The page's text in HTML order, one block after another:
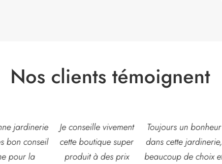
Nos clients témoignent
vivement
super
à des prix
Toujours un bonheur
dans cette jardinerie,
beaucoup de choix et
Très belle jardinerie,
grand choix de fleurs
et d’arbustes mais